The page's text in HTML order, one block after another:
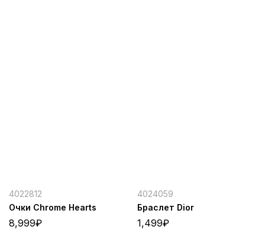
4022812
Очки Chrome Hearts
8,999₽
4024059
Браслет Dior
1,499₽